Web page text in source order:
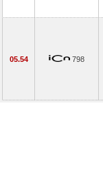
05.54 798